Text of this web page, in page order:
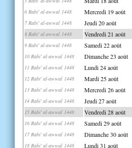
6 Rabi' al-awwal 1448 Mercredi 19 août
7 Rabi' al-awwal 1448 Jeudi 20 août
8 Rabi' al-awwal 1448 Vendredi 21 août
9 Rabi' al-awwal 1448 Samedi 22 août
10 Rabi' al-awwal 1448 Dimanche 23 août
11 Rabi' al-awwal 1448 Lundi 24 août
12 Rabi' al-awwal 1448 Mardi 25 août
13 Rabi' al-awwal 1448 Mercredi 26 août
14 Rabi' al-awwal 1448 Jeudi 27 août
15 Rabi' al-awwal 1448 Vendredi 28 août
16 Rabi' al-awwal 1448 Samedi 29 août
17 Rabi' al-awwal 1448 Dimanche 30 août
18 Rabi' al-awwal 1448 Lundi 31 août